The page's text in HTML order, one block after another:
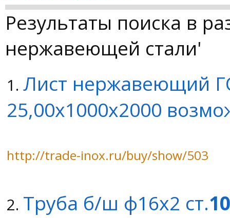
Результаты поиска в
нержавеющей стали'
1. Лист нержавеющий
25,00х1000х2000
http://trade-inox.ru/buy/show/503
2. Труба б/ш ф16х2 ст.